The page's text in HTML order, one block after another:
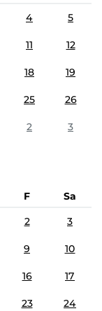
4 5
11 12
18 19
25 26
2 3
F
Sa
2 3
9 10
16 17
23 24